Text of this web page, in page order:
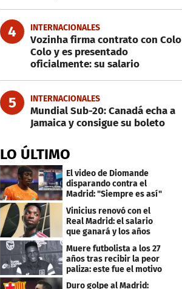
4 INTERNACIONALES
Vozinha firma contrato con Colo
Colo y es presentado
oficialmente: su salario
5 INTERNACIONALES
Mundial Sub-20: Canadá echa a
Jamaica y consigue su boleto
LO ÚLTIMO
El video de Diomande
disparando contra el
Madrid: "Siempre es así"
Vinicius renovó con el
Real Madrid: el salario
que ganará y los años
Muere futbolista a los 27
años tras recibir la peor
paliza: este fue el motivo
Duro golpe al Madrid: